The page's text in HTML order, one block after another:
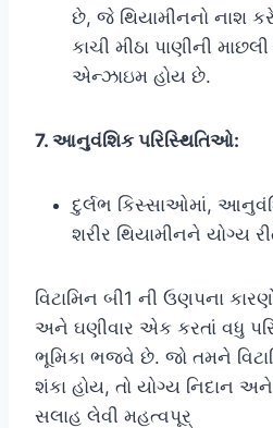
છે, જે થિયામીનનો નાશ
કાચી મીઠા પાણીની
એન્ઝાઇમ હોય છે.
7. આનુવંશિક પરિસ્થિતિઓ:
દુર્લભ કિસ્સાઓમાં,
શરીર થિયામીનને યોગ્ય
વિટામિન બી1 ની ઉણપના
અને ઘણીવાર એક કરતાં વધુ
ભૂમિકા ભજવે છે. જો તમને
શંકા હોય, તો યોગ્ય નિદાન અને
સલાહ લેવી મહત્વપૂર્